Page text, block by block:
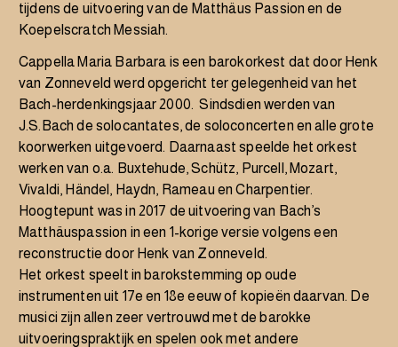
tijdens de uitvoering van de Matthäus Passion en de
Koepelscratch Messiah.
Cappella Maria Barbara is een barokorkest dat door Henk
van Zonneveld werd opgericht ter gelegenheid van het
Bach-herdenkingsjaar 2000. Sindsdien werden van
J.S.Bach de solocantates, de soloconcerten en alle grote
koorwerken uitgevoerd. Daarnaast speelde het orkest
werken van o.a. Buxtehude, Schütz, Purcell, Mozart,
Vivaldi, Händel, Haydn, Rameau en Charpentier.
Hoogtepunt was in 2017 de uitvoering van Bach’s
Matthäuspassion in een 1-korige versie volgens een
reconstructie door Henk van Zonneveld.
Het orkest speelt in barokstemming op oude
instrumenten uit 17e en 18e eeuw of kopieën daarvan. De
musici zijn allen zeer vertrouwd met de barokke
uitvoeringspraktijk en spelen ook met andere